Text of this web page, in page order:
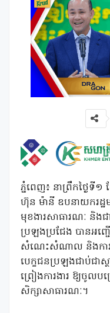
ភ្នំពេញ៖ នាព្រឹកថ្ងៃទី១
ហ៊ុន ម៉ានី ឧបនាយករដ្ឋម
មុខងារសាធារណៈ និងជ
ប្រឡងប្រជែង បានអញ្
សំណេះសំណាល និងការជ្
បេក្ខជនប្រឡងជាប់ជាស្
ព្រៀងការងារ ឱ្យចូលបម្
សិក្សាសាធារណៈ។